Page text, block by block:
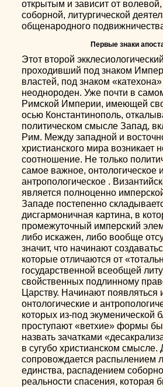
открытым и зависит от
соборной, литургической
общенародного
Первые знаки
Этот второй
проходивший под знаком
властей, под знаком
неоднороден. Уже почти в
Римской Империи, имеющей
осью Константинополь,
политическом смысле Запад,
Рим. Между западной и
христианского мира возникает
соотношение. Не только
самое важное, онтологическое и
антропологическое .
является полноценно
Западе постепенно
дисгармоничная картина, в
промежуточный имперский
либо искажен, либо вообще
значит, что начинают
которые отличаются от
государственной всеобщей
свойственных подлинному
Царству. Начинают появляться
онтологические и
которых из-под экуменической
проступают «ветхие» формы
назвать зачатками
в сугубо христианском
сопровождается распылением
единства, распадением
реальности спасения, которая